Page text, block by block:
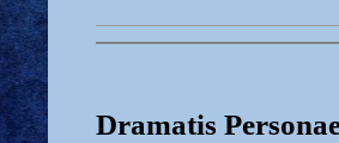
Dramatis